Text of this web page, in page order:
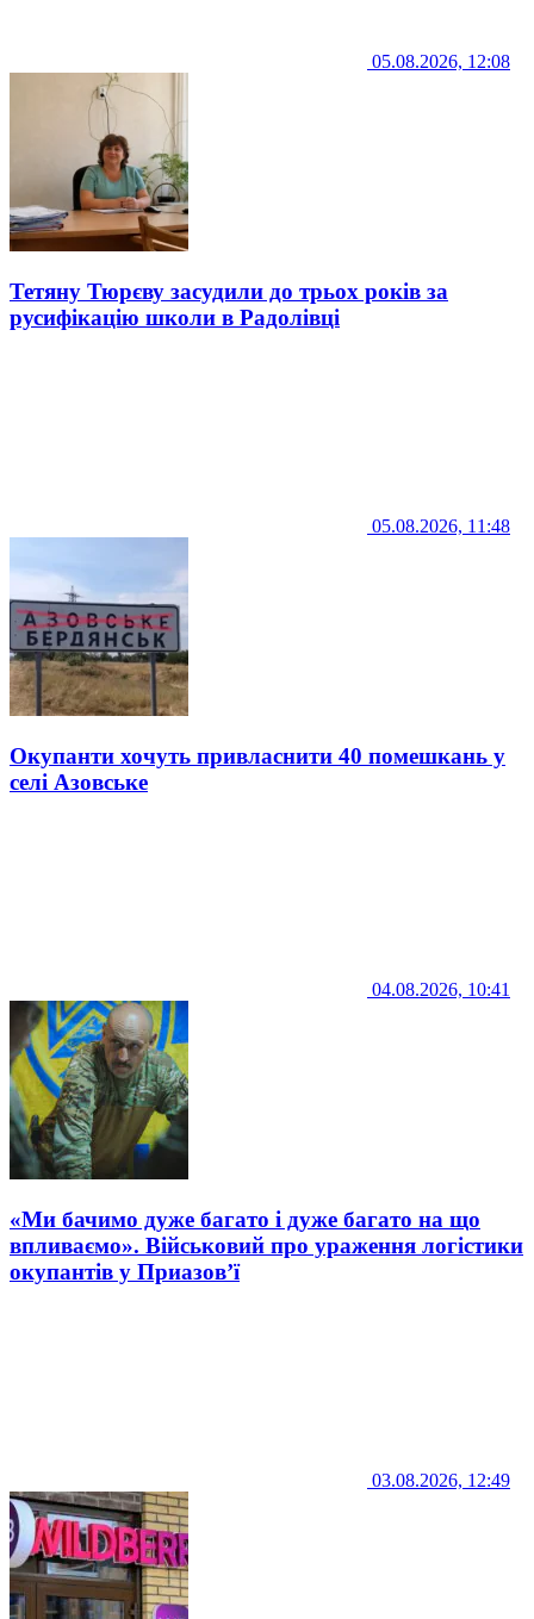
05.08.2026, 12:08
Тетяну Тюрєву засудили до трьох років за
русифікацію школи в Радолівці
05.08.2026, 11:48
Окупанти хочуть привласнити 40 помешкань у
селі Азовське
04.08.2026, 10:41
«Ми бачимо дуже багато і дуже багато на що
впливаємо». Військовий про ураження логістики
окупантів у Приазов’ї
03.08.2026, 12:49